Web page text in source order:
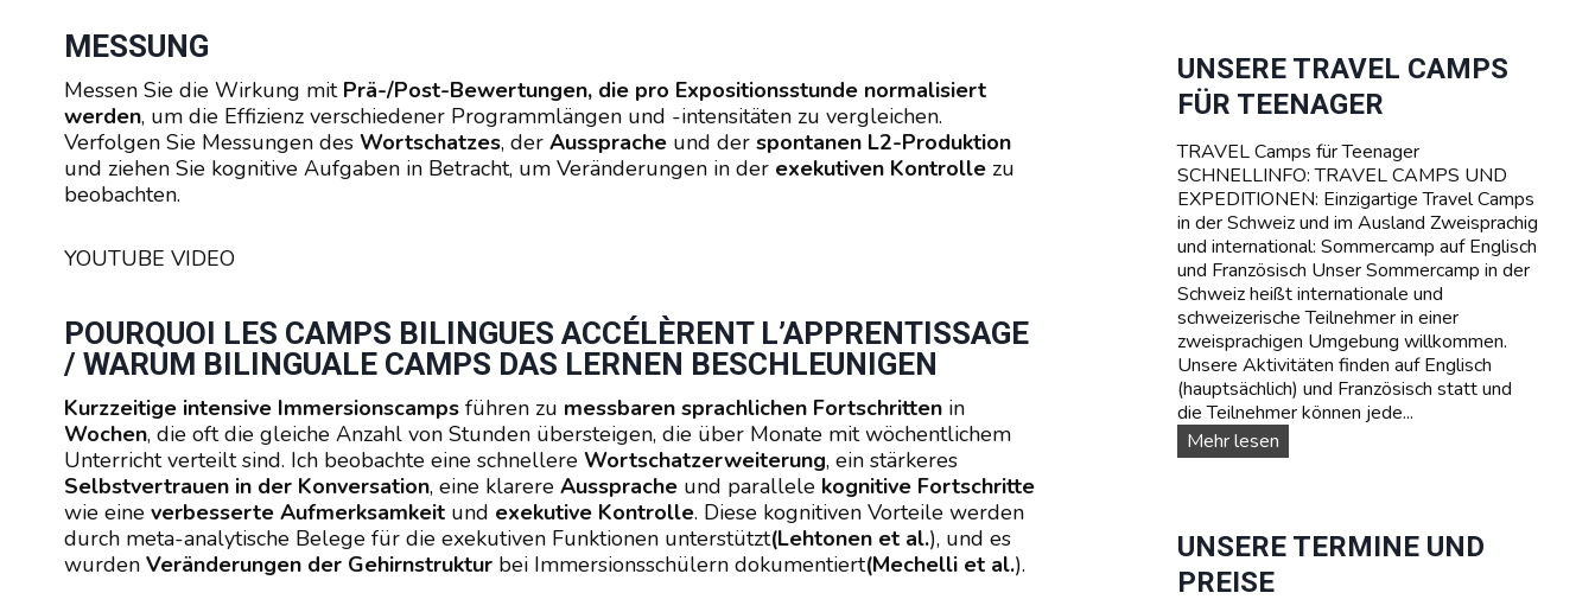
MESSUNG
Messen Sie die Wirkung mit Prä-/Post-Bewertungen, die pro Expositionsstunde normalisiert
werden, um die Effizienz verschiedener Programmlängen und -intensitäten zu vergleichen.
Verfolgen Sie Messungen des Wortschatzes, der Aussprache und der spontanen L2-Produktion
und ziehen Sie kognitive Aufgaben in Betracht, um Veränderungen in der exekutiven Kontrolle zu
beobachten.
YOUTUBE VIDEO
POURQUOI LES CAMPS BILINGUES ACCÉLÈRENT L’APPRENTISSAGE
/ WARUM BILINGUALE CAMPS DAS LERNEN BESCHLEUNIGEN
Kurzzeitige intensive Immersionscamps führen zu messbaren sprachlichen Fortschritten in
Wochen, die oft die gleiche Anzahl von Stunden übersteigen, die über Monate mit wöchentlichem
Unterricht verteilt sind. Ich beobachte eine schnellere Wortschatzerweiterung, ein stärkeres
Selbstvertrauen in der Konversation, eine klarere Aussprache und parallele kognitive Fortschritte
wie eine verbesserte Aufmerksamkeit und exekutive Kontrolle. Diese kognitiven Vorteile werden
durch meta-analytische Belege für die exekutiven Funktionen unterstützt(Lehtonen et al.), und es
wurden Veränderungen der Gehirnstruktur bei Immersionsschülern dokumentiert(Mechelli et al.).
A
R
I
A
I
V
A
-
S
O
M
M
E
R
C
A
M
P
I
N
D
S
C
UNSERE TRAVEL CAMPS
FÜR TEENAGER
TRAVEL Camps für Teenager
SCHNELLINFO: TRAVEL CAMPS UND
EXPEDITIONEN: Einzigartige Travel Camps
in der Schweiz und im Ausland Zweisprachig
und international: Sommercamp auf Englisch
und Französisch Unser Sommercamp in der
Schweiz heißt internationale und
schweizerische Teilnehmer in einer
zweisprachigen Umgebung willkommen.
Unsere Aktivitäten finden auf Englisch
(hauptsächlich) und Französisch statt und
die Teilnehmer können jede...
Mehr lesenU
n
r
e
UNSERE TERMINE UND
PREISE